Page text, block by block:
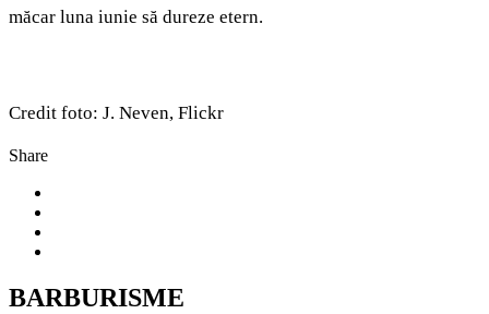
măcar luna iunie să dureze etern.
Credit foto: J. Neven, Flickr
Share
BARBURISME